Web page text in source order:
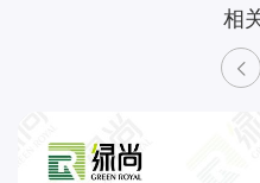
相